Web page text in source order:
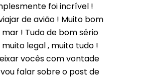
foi incrível !
de avião ! Muito bom
! Tudo de bom sério
muito legal , muito tudo !
vocês com vontade
falar sobre o post de